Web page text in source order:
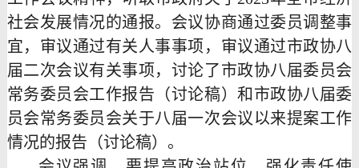
社会发展情况的通报。会议协商通过委员调整事
宜，审议通过有关人事事项，审议通过市政协八
届二次会议有关事项，讨论了市政协八届委员会
常务委员会工作报告（讨论稿）和市政协八届委
员会常务委员会关于八届一次会议以来提案工作
情况的报告（讨论稿）。